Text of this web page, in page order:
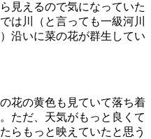
見えるので気になっていた
は川（と言っても一級河川
沿いに菜の花が群生してい
花の黄色も見ていて落ち着
ただ、天気がもっと良くて
らもっと映えていたと思う